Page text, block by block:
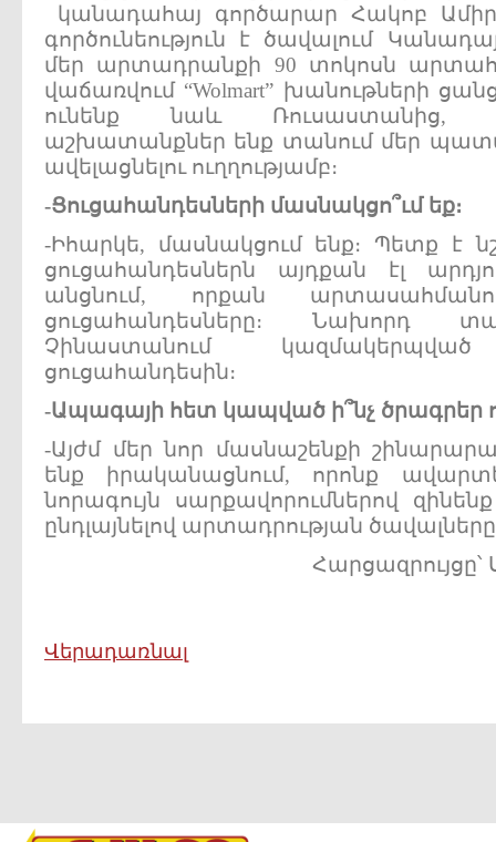
կանադահայ գործարար Հակոբ
գործունեություն է ծավալում
մեր արտադրանքի 90 տոկոսն
վաճառվում “Wolmart” խանութների
ունենք նաև Ռուսաստանից,
աշխատանքներ ենք տանում մեր
ավելացնելու ուղղությամբ։
-Ցուցահանդեսների մասնակցո՞ւմ եք։
-Իհարկե, մասնակցում ենք։ Պետք է
ցուցահանդեսներն այդքան էլ
անցնում, որքան
ցուցահանդեսները։ Նախորդ
Չինաստանում
ցուցահանդեսին։
-Ապագայի հետ կապված ի՞նչ ծրագրեր
-Այժմ մեր նոր մասնաշենքի
ենք իրականացնում, որոնք
նորագույն սարքավորումներով
ընդլայնելով արտադրության
Վերադառնալ